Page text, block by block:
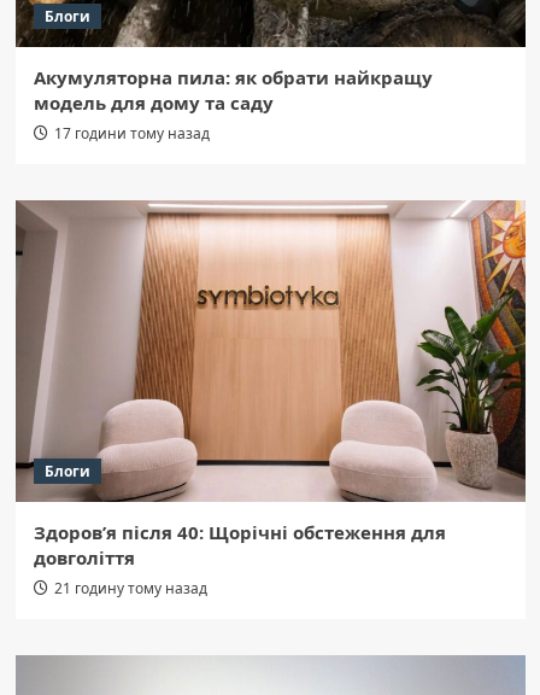
Блоги
Акумуляторна пила: як обрати найкращу
модель для дому та саду
17 години тому назад
Блоги
Здоров’я після 40: Щорічні обстеження для
довголіття
21 годину тому назад